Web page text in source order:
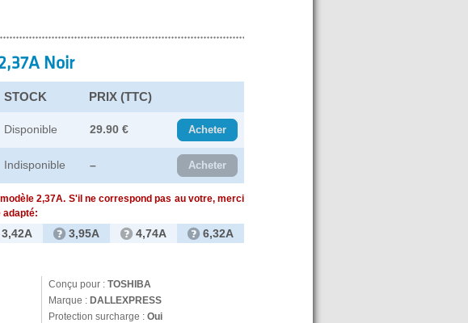
Noir
STOCK PRIX (TTC)
Disponible 29.90 € Acheter
Indisponible – Acheter
2,37A. S'il ne correspond pas au votre, merci
adapté:
3,42A 3,95A 4,74A 6,32A
Conçu pour : TOSHIBA
Marque : DALLEXPRESS
Protection surcharge : Oui